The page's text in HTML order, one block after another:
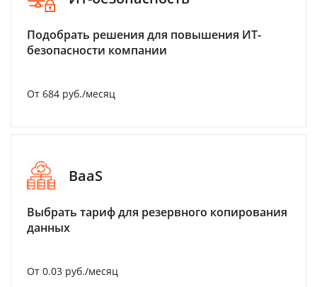
Подобрать решения для повышения ИТ-
безопасности компании
От 684 руб./месяц
BaaS
Выбрать тариф для резервного копирования
данных
От 0.03 руб./месяц